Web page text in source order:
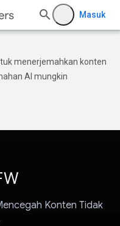
Masuk
menerjemahkan konten
AI mungkin
Konten Tidak